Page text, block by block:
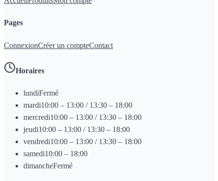
Pages
ConnexionCréer un compteContact
Horaires
lundiFermé
mardi10:00 – 13:00 / 13:30 – 18:00
mercredi10:00 – 13:00 / 13:30 – 18:00
jeudi10:00 – 13:00 / 13:30 – 18:00
vendredi10:00 – 13:00 / 13:30 – 18:00
samedi10:00 – 18:00
dimancheFermé